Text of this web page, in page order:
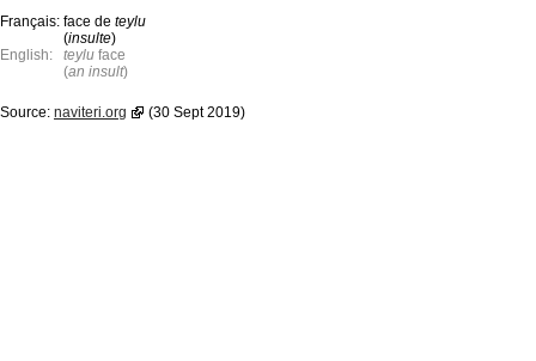
Français: face de teylu
(insulte)
English:
teylu face
(an insult)
Source: naviteri.org (30 Sept 2019)